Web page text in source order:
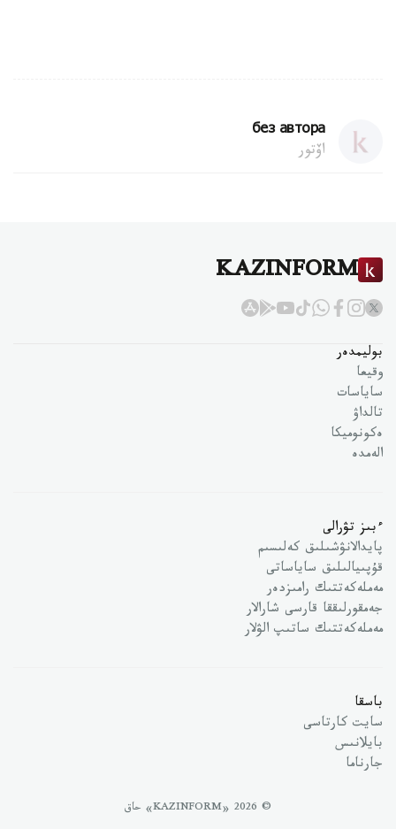
без автора
اۆتور
KAZINFORM
بوليمدەر
وقيعا
ساياسات
تالداۋ
ەكونوميكا
الەمدە
ءبىز تۋرالى
پايدالانۋشىلىق كەلىسىم
قۇپىيالىلىق ساياساتى
مەملەكەتتىك رامىزدەر
جەمقورلىققا قارسى شارالار
مەملەكەتتىك ساتىپ الۋلار
باسقا
سايت كارتاسى
بايلانىس
جارناما
© 2026 «KAZINFORM» حاق